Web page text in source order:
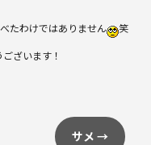
たわけではありません
笑
ざいます！
サメ →